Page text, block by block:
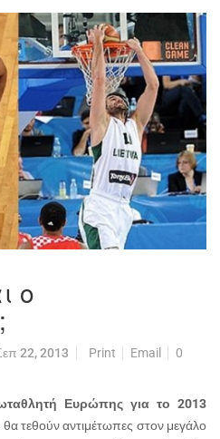
ο
22, 2013 Print Email
0
Ευρώπης για το 2013
θα τεθούν αντιμέτωπες στον μεγάλο